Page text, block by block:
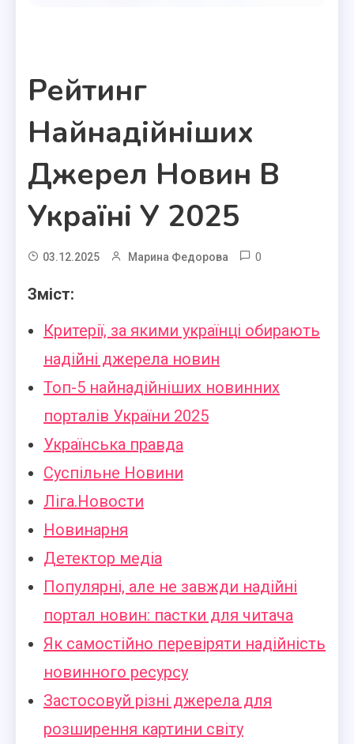
Рейтинг
Найнадійніших
Джерел Новин В
Україні У 2025
03.12.2025 Марина Федорова 0
Зміст:
Критерії, за якими українці обирають
надійні джерела новин
Топ-5 найнадійніших новинних
порталів України 2025
Українська правда
Суспільне Новини
Ліга.Новости
Новинарня
Детектор медіа
Популярні, але не завжди надійні
портал новин: пастки для читача
Як самостійно перевіряти надійність
новинного ресурсу
Застосовуй різні джерела для
розширення картини світу